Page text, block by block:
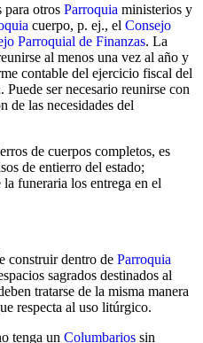
para otros Parroquia ministerios y
cuerpo, p. ej., el Consejo
Parroquial de Finanzas. La
al menos una vez al año y
contable del ejercicio fiscal del
ser necesario reunirse con
de las necesidades del
de cuerpos completos, es
de entierro del estado;
funeraria los entrega en el
construir dentro de Parroquia
sagrados destinados al
tratarse de la misma manera
respecta al uso litúrgico.
tenga un Columbarios sin